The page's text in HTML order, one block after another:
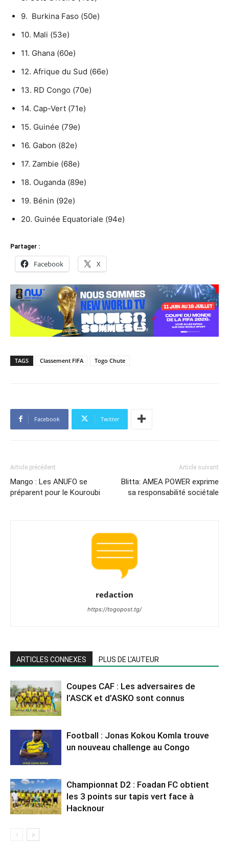
9. Burkina Faso (50e)
10. Mali (53e)
11. Ghana (60e)
12. Afrique du Sud (66e)
13. RD Congo (70e)
14. Cap-Vert (71e)
15. Guinée (79e)
16. Gabon (82e)
17. Zambie (68e)
18. Ouganda (89e)
19. Bénin (92e)
20. Guinée Equatoriale (94e)
Partager :
Facebook X
TAGS Classement FIFA Togo Chute
Facebook Twitter
Article précédent
Mango : Les ANUFO se
préparent pour le Kouroubi
Article suivant
Blitta: AMEA POWER exprime
sa responsabilité sociétale
redaction
https://togopost.tg/
ARTICLES CONNEXES PLUS DE L'AUTEUR
Coupes CAF : Les adversaires de
l’ASCK et d’ASKO sont connus
Football : Jonas Kokou Komla trouve
un nouveau challenge au Congo
Championnat D2 : Foadan FC obtient
les 3 points sur tapis vert face à
Hacknour